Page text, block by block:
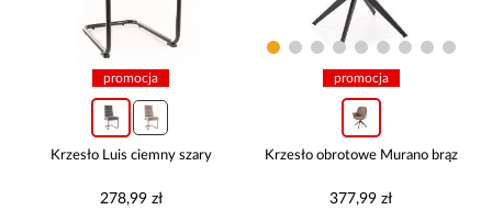
promocja
Krzesło Luis ciemny szary
278,99 zł
promocja
Krzesło obrotowe Murano brąz
377,99 zł